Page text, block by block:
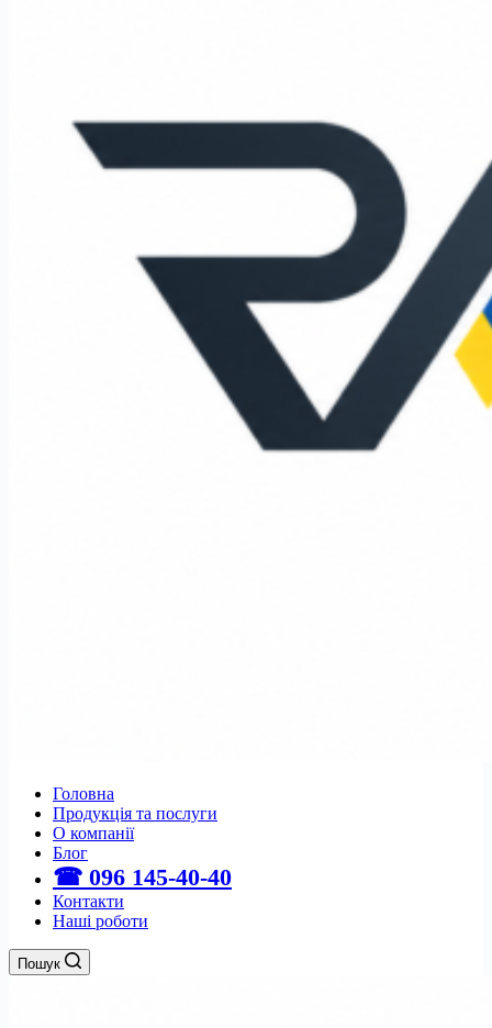
Головна
Продукція та послуги
О компанії
Блог
☎ 096 145-40-40
Контакти
Наші роботи
Пошук